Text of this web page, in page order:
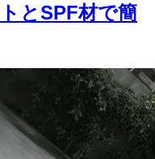
とSPF材で簡